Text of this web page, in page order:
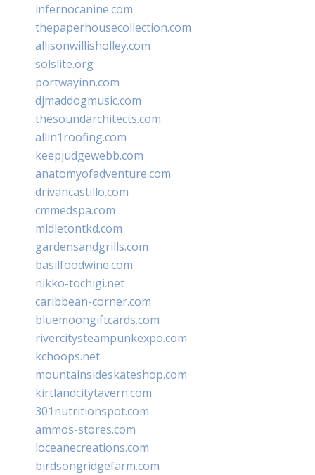
infernocanine.com
thepaperhousecollection.com
allisonwillisholley.com
solslite.org
portwayinn.com
djmaddogmusic.com
thesoundarchitects.com
allin1roofing.com
keepjudgewebb.com
anatomyofadventure.com
drivancastillo.com
cmmedspa.com
midletontkd.com
gardensandgrills.com
basilfoodwine.com
nikko-tochigi.net
caribbean-corner.com
bluemoongiftcards.com
rivercitysteampunkexpo.com
kchoops.net
mountainsideskateshop.com
kirtlandcitytavern.com
301nutritionspot.com
ammos-stores.com
loceanecreations.com
birdsongridgefarm.com